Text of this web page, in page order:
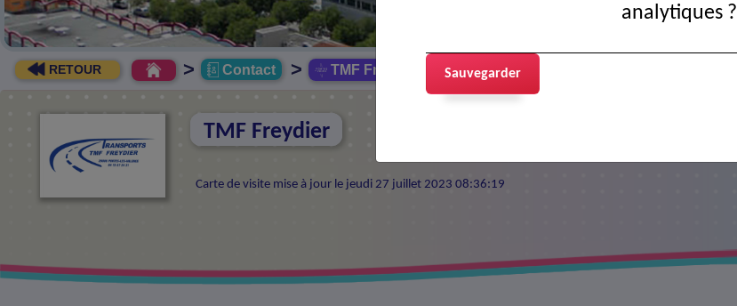
Vue aérienne de la ville
RETOUR > Contact > TMF Freydier
TMF Freydier
Carte de visite mise à jour le jeudi 27 juillet 2023 08:36:19
analytiques ?
Sauvegarder